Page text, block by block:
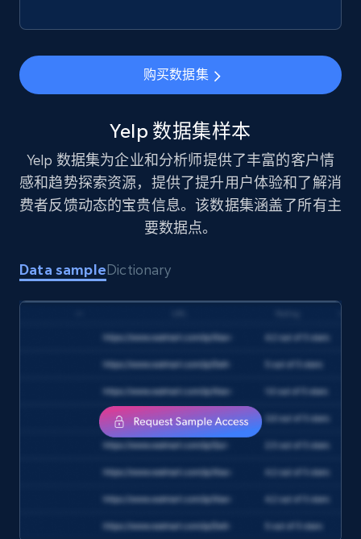
Business
552+
LinkedIn profiles Jobs Listings
URL, Linkedin id, Name, About, Position,
Optional jobs, Country code, Experience, and
Yelp businesses overview
Business id, Yelp biz id, Name, Updates from
business, Overall rating, Reviews count, Is
claimed, Categories, and more.
购买数据集
Yelp 数据集样本
Yelp 数据集为企业和分析师提供了丰富的客户情
感和趋势探索资源，提供了提升用户体验和了解消
费者反馈动态的宝贵信息。该数据集涵盖了所有主
要数据点。
Data sampleDictionary